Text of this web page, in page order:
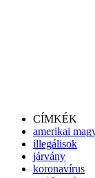
CÍMKÉK
amerikai
illegálisok
járvány
koronavírus